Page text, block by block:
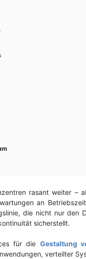
rasant weiter –
an
die nicht nur den
sicherstellt.
für die Gestaltung
verteilter